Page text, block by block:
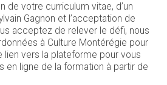
de votre curriculum vitae, d’un
Gagnon et l’acceptation de
acceptez de relever le défi, nous
à Culture Montérégie pour
lien vers la plateforme pour vous
en ligne de la formation à partir de